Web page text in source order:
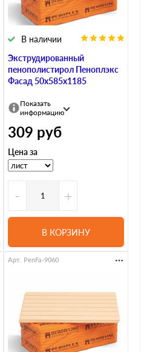
Экструдированный
пенополистирол Пеноплэкс
Фасад 50х585х1185
В наличии
Показать
информацию
309 руб
Цена за
- +
В КОРЗИНУ
Арт. PenFa-9060